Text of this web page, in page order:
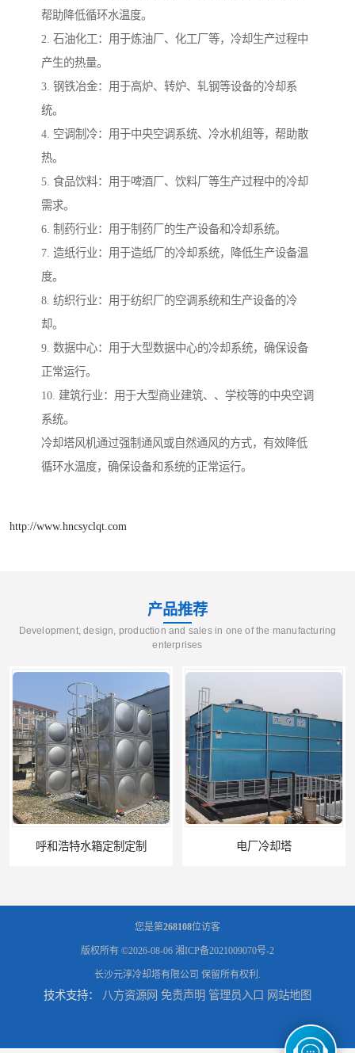
帮助降低循环水温度。
2. 石油化工：用于炼油厂、化工厂等，冷却生产过程中
产生的热量。
3. 钢铁冶金：用于高炉、转炉、轧钢等设备的冷却系
统。
4. 空调制冷：用于中央空调系统、冷水机组等，帮助散
热。
5. 食品饮料：用于啤酒厂、饮料厂等生产过程中的冷却
需求。
6. 制药行业：用于制药厂的生产设备和冷却系统。
7. 造纸行业：用于造纸厂的冷却系统，降低生产设备温
度。
8. 纺织行业：用于纺织厂的空调系统和生产设备的冷
却。
9. 数据中心：用于大型数据中心的冷却系统，确保设备
正常运行。
10. 建筑行业：用于大型商业建筑、、学校等的中央空调
系统。
冷却塔风机通过强制通风或自然通风的方式，有效降低
循环水温度，确保设备和系统的正常运行。
http://www.hncsyclqt.com
产品推荐
Development, design, production and sales in one of the manufacturing
enterprises
电厂冷却塔 郑州喷淋泵厂家
太原板式换热器生产厂家 石家庄恒温电控
您是第268108位访客
版权所有 ©2026-08-06 湘ICP备2021009070号-2
长沙元淳冷却塔有限公司 保留所有权利.
技术支持： 八方资源网 免责声明 管理员入口 网站地图